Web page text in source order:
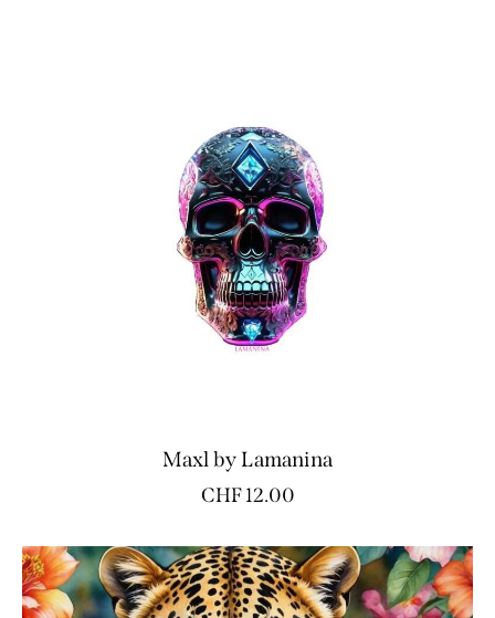
Maxl by Lamanina
CHF12.00